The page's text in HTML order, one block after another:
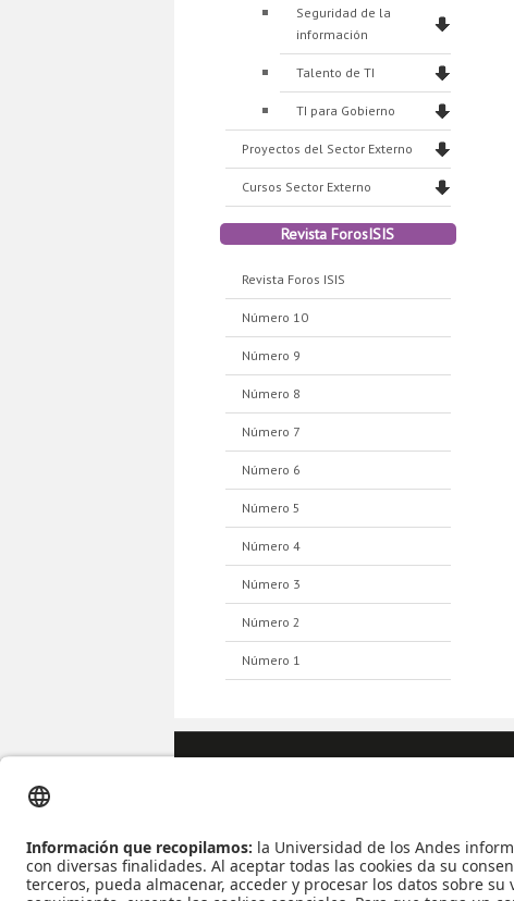
Seguridad de la
información
Talento de TI
TI para Gobierno
Proyectos del Sector Externo
Cursos Sector Externo
Revista ForosISIS
Revista Foros ISIS
Número 10
Número 9
Número 8
Número 7
Número 6
Número 5
Número 4
Número 3
Número 2
Número 1
Apoyo Financiero|